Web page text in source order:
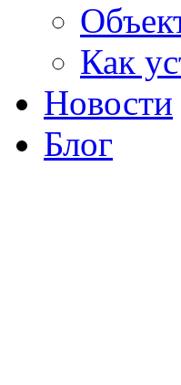
Как
Новости
Блог